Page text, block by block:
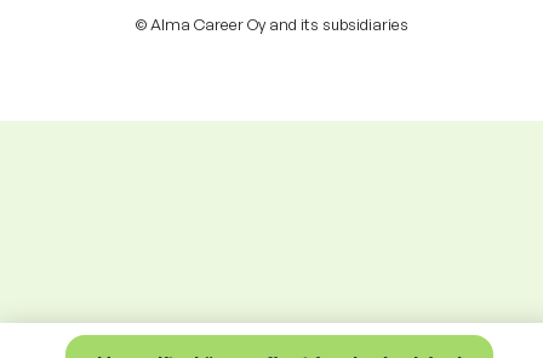
© Alma Career Oy and its subsidiaries